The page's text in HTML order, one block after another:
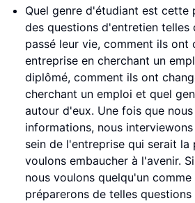
Quel genre d'étudiant est cette
des questions d'entretien telles
passé leur vie, comment ils ont
entreprise en cherchant un
diplômé, comment ils ont
cherchant un emploi et quel
autour d'eux. Une fois que
informations, nous
sein de l'entreprise qui serait la
voulons embaucher à l'avenir.
nous voulons quelqu'un comme
préparerons de telles